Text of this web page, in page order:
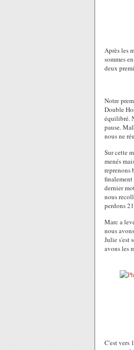
Après les
sommes
deux
Notre
Double
équilibré.
pause.
nous ne
Sur cette
menés
reprenons
dernier
nous
perdons
Marc a
nous
Julie s'est
avons les
C'est vers